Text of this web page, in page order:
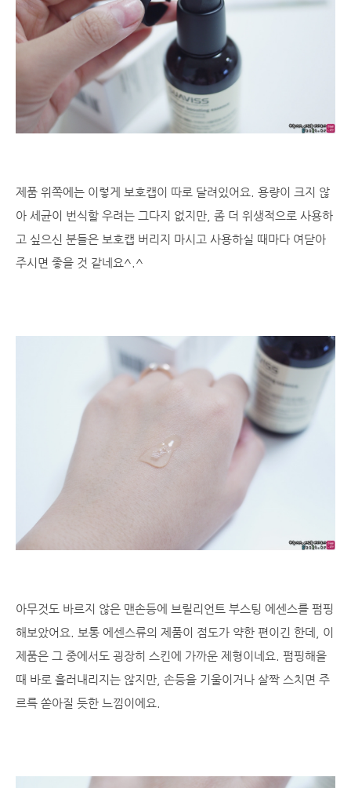
제품 위쪽에는 이렇게 보호캡이 따로 달려있어요. 용량이 크지 않
아 세균이 번식할 우려는 그다지 없지만, 좀 더 위생적으로 사용하
고 싶으신 분들은 보호캡 버리지 마시고 사용하실 때마다 여닫아
주시면 좋을 것 같네요^.^
아무것도 바르지 않은 맨손등에 브릴리언트 부스팅 에센스를 펌핑
해보았어요. 보통 에센스류의 제품이 점도가 약한 편이긴 한데, 이
제품은 그 중에서도 굉장히 스킨에 가까운 제형이네요. 펌핑해을
때 바로 흘러내리지는 않지만, 손등을 기울이거나 살짝 스치면 주
르륵 쏟아질 듯한 느낌이에요.